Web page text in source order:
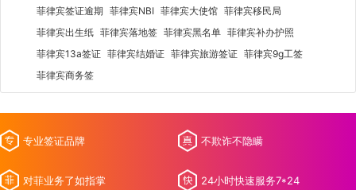
菲律宾签证逾期 菲律宾NBI 菲律宾大使馆 菲律宾移民局
菲律宾出生纸 菲律宾落地签 菲律宾黑名单 菲律宾补办护照
菲律宾13a签证 菲律宾结婚证 菲律宾旅游签证 菲律宾9g工签
菲律宾商务签
专业签证品牌 不欺诈不隐瞒
对菲业务了如指掌 24小时快速服务7*24